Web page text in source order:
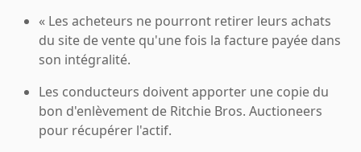
« Les acheteurs ne pourront retirer leurs achats
du site de vente qu'une fois la facture payée dans
son intégralité.
Les conducteurs doivent apporter une copie du
bon d'enlèvement de Ritchie Bros. Auctioneers
pour récupérer l'actif.